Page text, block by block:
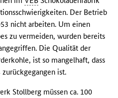
Der Betrieb
nicht arbeiten. Um einen
zu vermeiden, wurden bereits
Die Qualität der
ist so mangelhaft, dass
ist.
Stollberg müssen ca. 100